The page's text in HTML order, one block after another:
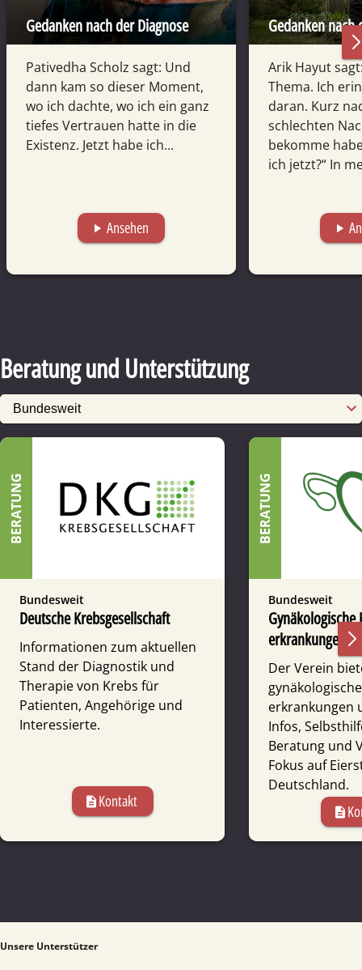
Gedanken nach der Diagnose
Pativedha Scholz sagt: Und
dann kam so dieser Moment,
wo ich dachte, wo ich ein ganz
tiefes Vertrauen hatte in die
Existenz. Jetzt habe ich...
play_arrow Ansehen
Gedanken nach
Arik Hayut
Thema. Ich
daran. Kurz
schlechten
bekomme
ich jetzt?“ In
play_arrow
Beratung und Unterstützung
BERATUNG
Bundesweit
Deutsche Krebsgesellschaft
Informationen zum aktuellen
Stand der Diagnostik und
Therapie von Krebs für
Patienten, Angehörige und
Interessierte.
description Kontakt
BERATUNG
Bundesweit
erkrankungen
Der Verein
erkrankungen
Infos,
Beratung und
Fokus auf
Deutschland.
description
Unsere Unterstützer